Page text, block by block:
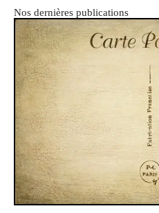
Nos dernières publications